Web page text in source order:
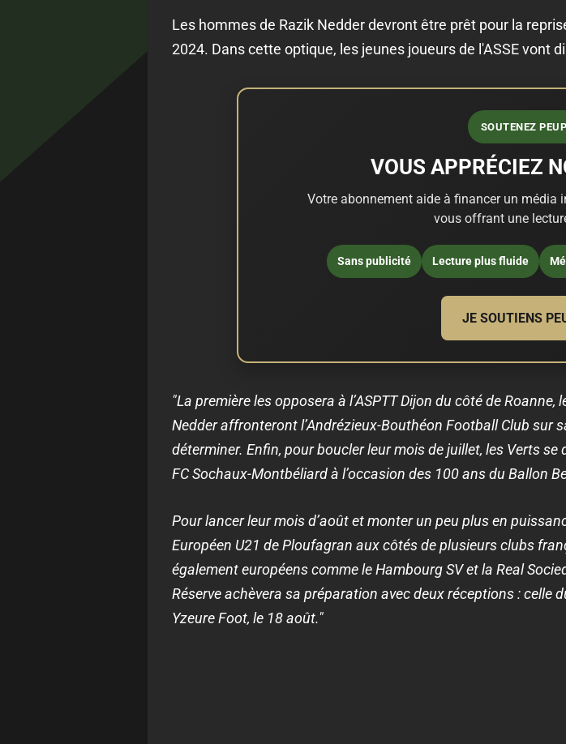
Les hommes de Razik Nedder devront être prêt pour la
2024. Dans cette optique, les jeunes joueurs de l'ASSE vont
SOUTENEZ
VOUS APPRÉCIEZ
Votre abonnement aide à financer un média
vous offrant une
Sans publicité Lecture plus fluide
JE SOUTIENS
"La première les opposera à l’ASPTT Dijon du côté de
Nedder affronteront l’Andrézieux-Bouthéon Football Club sur
déterminer. Enfin, pour boucler leur mois de juillet, les Verts
FC Sochaux-Montbéliard à l’occasion des 100 ans du Ballon
Pour lancer leur mois d’août et monter un peu plus en
Européen U21 de Ploufagran aux côtés de plusieurs clubs
également européens comme le Hambourg SV et la Real
Réserve achèvera sa préparation avec deux réceptions : celle
Yzeure Foot, le 18 août."